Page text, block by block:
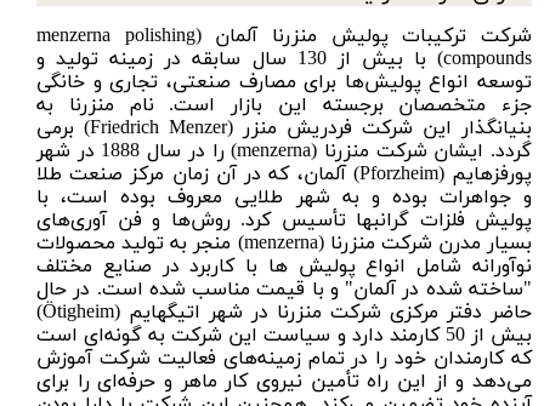
شرکت ترکیبات پولیش منزرنا آلمان (menzerna polishing
compounds
) با بیش از 130 سال سابقه در زمینه تولید و
توسعه انواع پولیش‌ها برای مصارف صنعتی، تجاری و خانگی
جزء متخصصان برجسته این بازار است. نام منزرنا به
بنیانگذار این شرکت فردریش منزر (Friedrich Menzer) برمی
گردد. ایشان شرکت منزرنا (menzerna) را در سال 1888 در شهر
پورفزهایم (Pforzheim) آلمان، که در آن زمان مرکز صنعت طلا
و جواهرات بوده و به شهر طلایی معروف بوده است، با
پولیش فلزات گرانبها تأسیس کرد. روش‌ها و فن آوری‌های
بسیار مدرن شرکت منزرنا (menzerna) منجر به تولید محصولات
نوآورانه شامل انواع پولیش ها با کاربرد در صنایع مختلف
"ساخته شده در آلمان" و با قیمت مناسب شده است. در حال
حاضر دفتر مرکزی شرکت منزرنا در شهر اتیگهایم (Ötigheim)
بیش از 50 کارمند دارد و سیاست این شرکت به گونه‌ای است
که کارمندان خود را در تمام زمینه‌های فعالیت شرکت آموزش
می‌دهد و از این راه تأمین نیروی کار ماهر و حرفه‌ای را برای